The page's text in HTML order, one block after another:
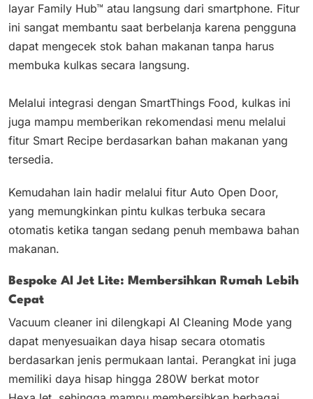
layar Family Hub™ atau langsung dari smartphone. Fitur
ini sangat membantu saat berbelanja karena pengguna
dapat mengecek stok bahan makanan tanpa harus
membuka kulkas secara langsung.
Melalui integrasi dengan SmartThings Food, kulkas ini
juga mampu memberikan rekomendasi menu melalui
fitur Smart Recipe berdasarkan bahan makanan yang
tersedia.
Kemudahan lain hadir melalui fitur Auto Open Door,
yang memungkinkan pintu kulkas terbuka secara
otomatis ketika tangan sedang penuh membawa bahan
makanan.
Bespoke AI Jet Lite: Membersihkan Rumah Lebih
Cepat
Vacuum cleaner ini dilengkapi AI Cleaning Mode yang
dapat menyesuaikan daya hisap secara otomatis
berdasarkan jenis permukaan lantai. Perangkat ini juga
memiliki daya hisap hingga 280W berkat motor